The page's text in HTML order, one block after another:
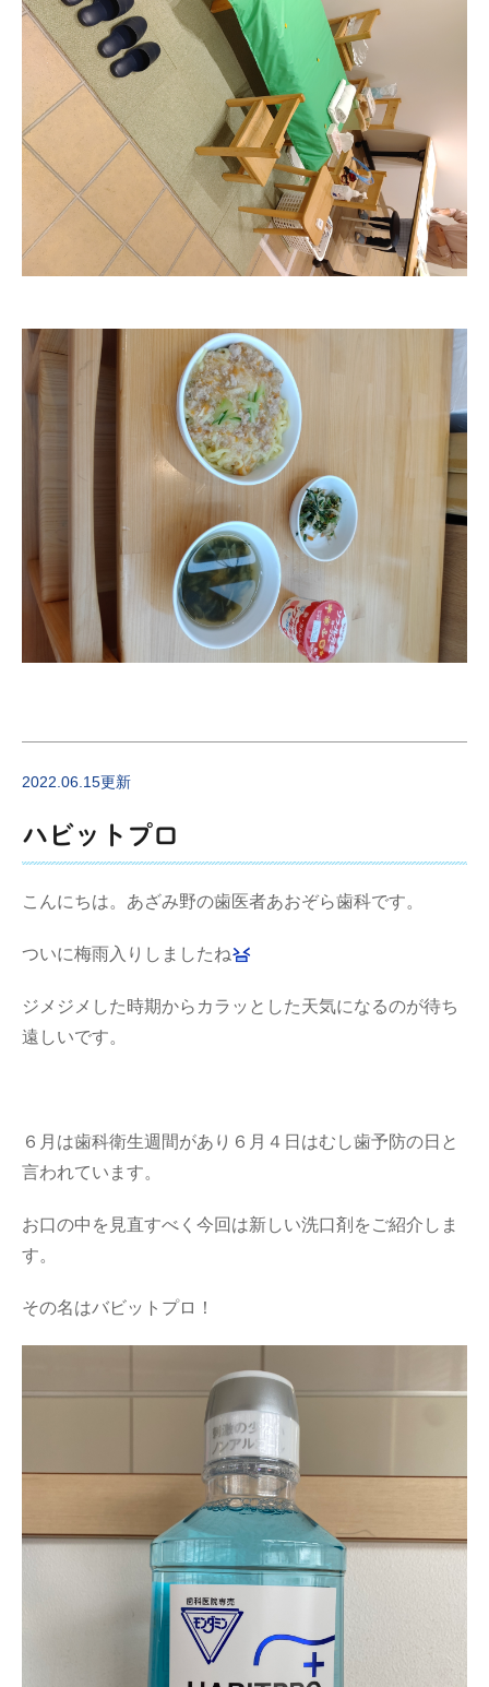
2022.06.15更新
ハビットプロ
こんにちは。あざみ野の歯医者あおぞら歯科です。
ついに梅雨入りしましたね
ジメジメした時期からカラッとした天気になるのが待ち
遠しいです。
６月は歯科衛生週間があり６月４日はむし歯予防の日と
言われています。
お口の中を見直すべく今回は新しい洗口剤をご紹介しま
す。
その名はバビットプロ！